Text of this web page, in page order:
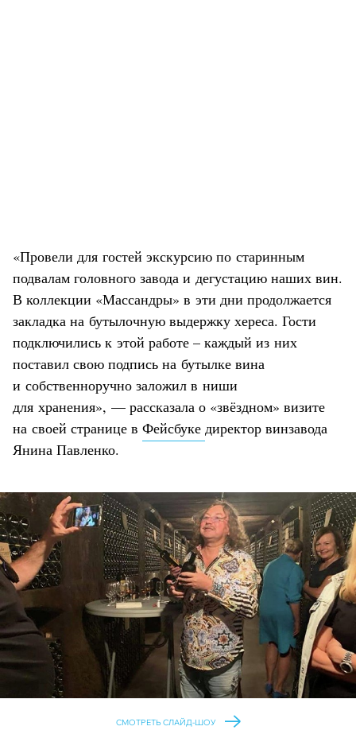
«Провели для гостей экскурсию по старинным
подвалам головного завода и дегустацию наших вин.
В коллекции «Массандры» в эти дни продолжается
закладка на бутылочную выдержку хереса. Гости
подключились к этой работе – каждый из них
поставил свою подпись на бутылке вина
и собственноручно заложил в ниши
для хранения», — рассказала о «звёздном» визите
на своей странице в Фейсбуке директор винзавода
Янина Павленко.
СМОТРЕТЬ СЛАЙД-ШОУ